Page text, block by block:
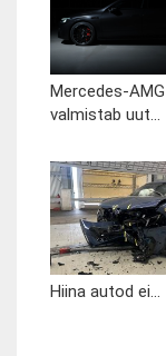
Mercedes-AMG
valmistab uut...
Hiina autod ei...